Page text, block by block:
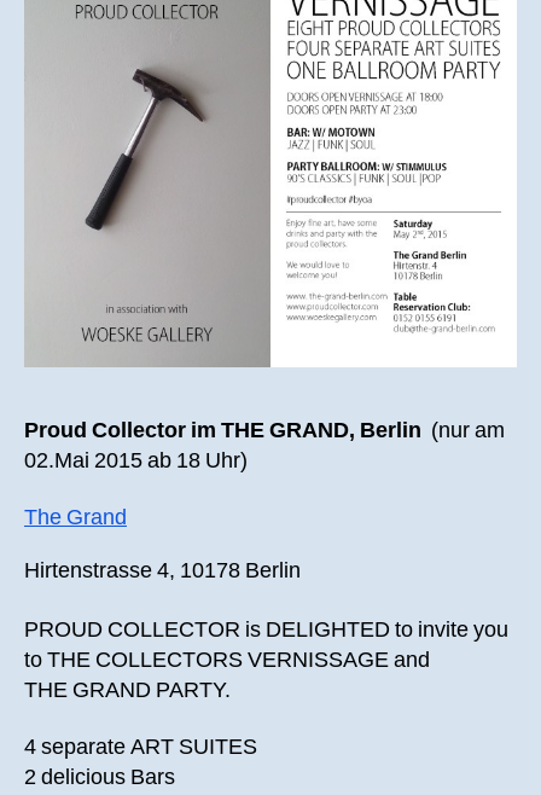
Proud Collector im THE GRAND, Berlin (nur am
02.Mai 2015 ab 18 Uhr)
The Grand
Hirtenstrasse 4, 10178 Berlin
PROUD COLLECTOR is DELIGHTED to invite you
to THE COLLECTORS VERNISSAGE and
THE GRAND PARTY.
4 separate ART SUITES
2 delicious Bars